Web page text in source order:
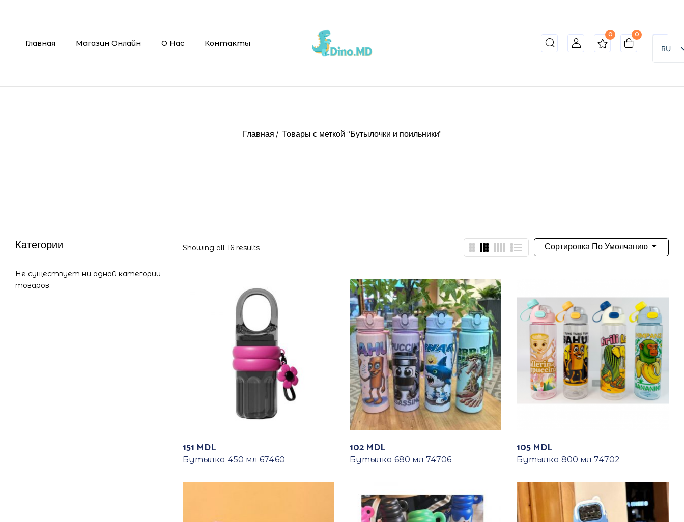
Главная Магазин Онлайн О Нас Контакты
0 0
RU
Главная Товары с меткой “Бутылочки и поильники”
Категории
Не существует ни одной категории
товаров.
Сортировка По Умолчанию
Showing all 16 results
151 MDL
Бутылка 450 мл 67460
102 MDL
Бутылка 680 мл 74706
105 MDL
Бутылка 800 мл 74702